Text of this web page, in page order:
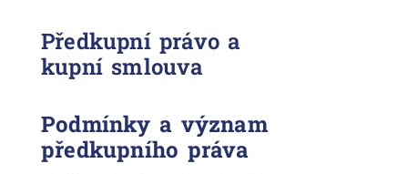
Předkupní právo a
kupní smlouva
Podmínky a význam
předkupního práva